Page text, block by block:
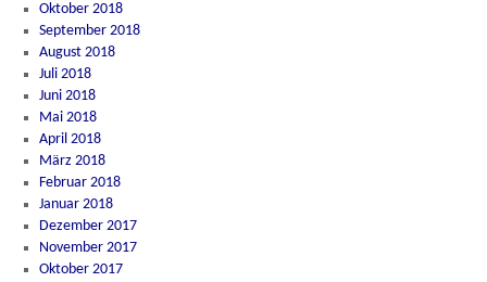
Oktober 2018
September 2018
August 2018
Juli 2018
Juni 2018
Mai 2018
April 2018
März 2018
Februar 2018
Januar 2018
Dezember 2017
November 2017
Oktober 2017